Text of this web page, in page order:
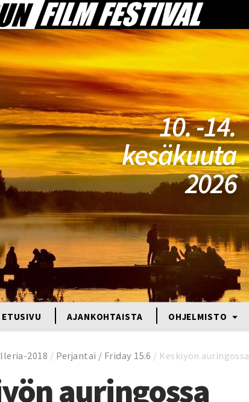
10. -14.
kesäkuuta
2026
ETUSIVU AJANKOHTAISTA OHJELMISTO
2018 / Perjantai / Friday 15.6 / Keskiyön auringossa
auringossa